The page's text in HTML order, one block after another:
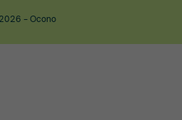
- Ocono